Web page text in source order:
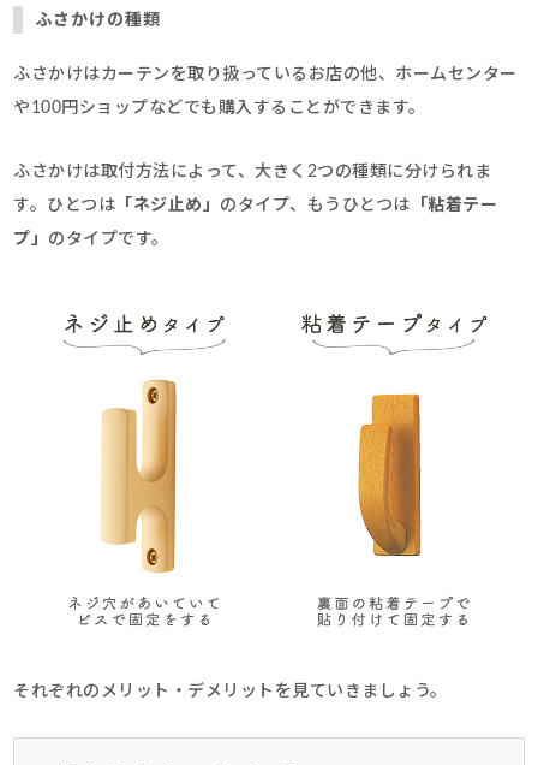
ふさかけの種類
ふさかけはカーテンを取り扱っているお店の他、ホームセンター
や100円ショップなどでも購入することができます。
ふさかけは取付方法によって、大きく2つの種類に分けられま
す。ひとつは 「ネジ止め」 のタイプ、もうひとつは 「粘着テー
プ」 のタイプです。
それぞれのメリット・デメリットを見ていきましょう。